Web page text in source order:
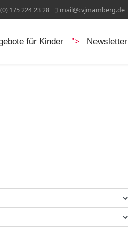
175 224 23 28 mail@cvjmamberg.de
für Kinder "> Newsletter